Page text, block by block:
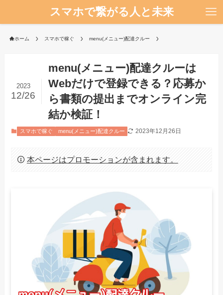
スマホで繋がる人と未来
ホーム スマホで稼ぐ menu(メニュー)配達クルー
menu(メニュー)配達クルーは
Webだけで登録できる？応募か
ら書類の提出までオンライン完
結か検証！
2023
12/26
スマホで稼ぐ menu(メニュー)配達クルー 2023年12月26日
本ページはプロモーションが含まれます。